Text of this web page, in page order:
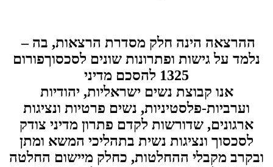
– ההרצאה הינה חלק מסדרת הרצאות, בה
נלמד על גישות ופתרונות שונים לסכסוךפורום
1325 להסכם מדיני
אנו קבוצת נשים ישראליות, יהודיות
וערביות-פלסטיניות, נשים פרטיות ונציגות
ארגונים, שדורשות לקדם פתרון מדיני צודק
לסכסוך ונציגות נשית בתהליכי המשא ומתן
ובקרב מקבלי ההחלטות, כחלק מיישום החלטה